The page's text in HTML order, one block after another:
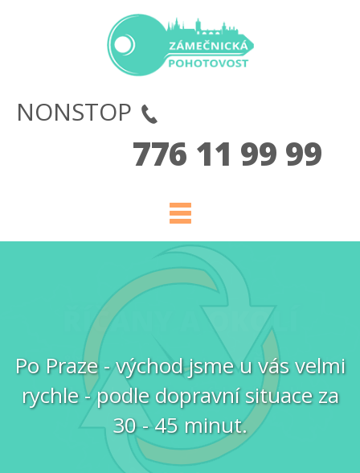
NONSTOP
776 11 99 99
JSME U VÁS
ZA 30 - 45 MINUT
Po Praze - východ jsme u vás velmi
rychle - podle dopravní situace za
30 - 45 minut.